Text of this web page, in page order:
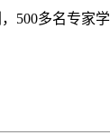
500多名专